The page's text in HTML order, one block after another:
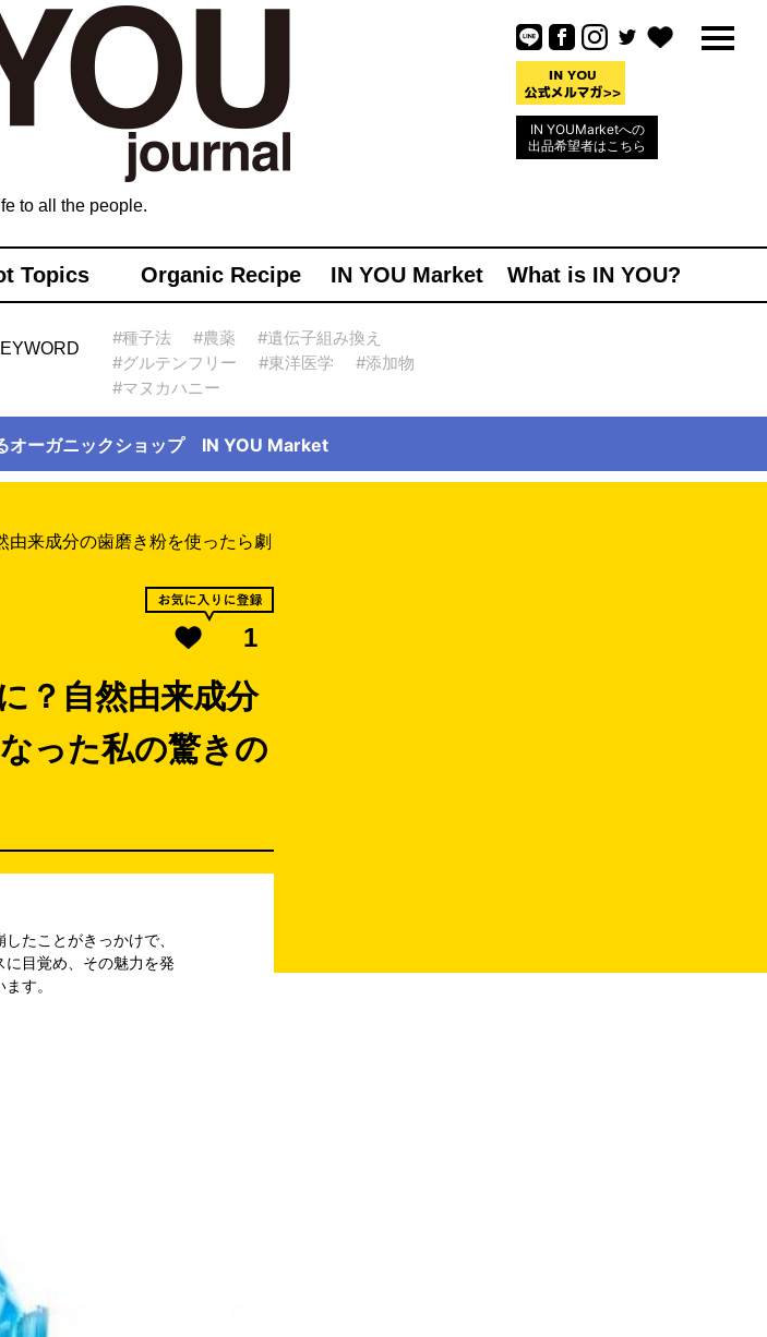
IN YOUMarketへの
出品希望者はこちら
to all the people.
Topics Organic Recipe IN YOU Market What is IN YOU?
#種子法 #農薬
#遺伝子組み換え
#グルテンフリー
#東洋医学
#添加物
#マヌカハニー
オーガニックショップ IN YOU Market
来成分の歯磨き粉を使ったら劇
1
？自然由来成分
った私の驚きの
たことがきっかけで、
目覚め、その魅力を発
す。